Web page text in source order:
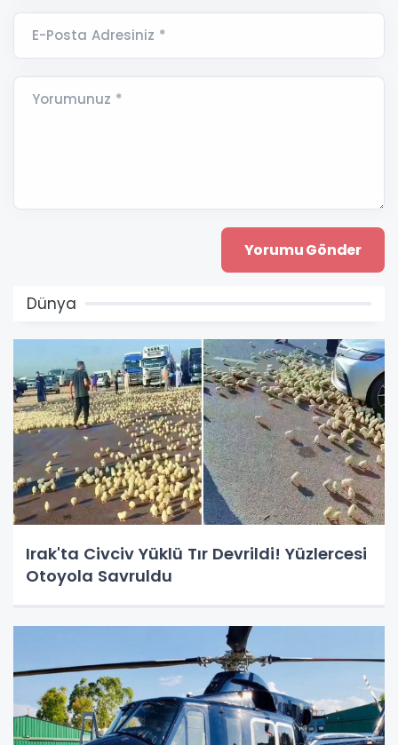
E-Posta Adresiniz *
Yorumunuz *
Dünya
Irak'ta Civciv Yüklü Tır Devrildi! Yüzlercesi
Otoyola Savruldu